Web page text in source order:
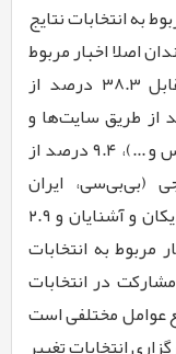
به انتخابات نتایج
از شهروندان اصلا اخبار مربوط
به انتخابات را پیگیری نمی‌کنند. در مقابل ۳۸.۳ درصد از
طریق صدا و سیما، ۱۴ درصد از طریق سایت‌ها و
صفحات مجازی داخلی (ایسنا، انتخاب، فارس و ...)، ۹.۴ درصد از
(بی‌بی‌سی، ایران
اینترنشنال و ...)، ۳.۶ درصد از طریق نزدیکان و آشنایان و ۲.۹
مربوط به انتخابات
در انتخابات
عوامل مختلفی است